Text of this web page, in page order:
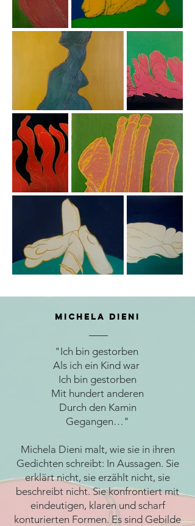
MICHELA DIENI
"Ich bin gestorben
Als ich ein Kind war
Ich bin gestorben
Mit hundert anderen
Durch den Kamin
Gegangen…"
Michela Dieni malt, wie sie in ihren
Gedichten schreibt: In Aussagen. Sie
erklärt nicht, sie erzählt nicht, sie
beschreibt nicht. Sie konfrontiert mit
eindeutigen, klaren und scharf
konturierten Formen. Es sind Gebilde